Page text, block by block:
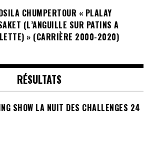
CHUMPERTOUR « PLALAY
(L’ANGUILLE SUR PATINS A
» (CARRIÈRE 2000-2020)
RÉSULTATS
SHOW LA NUIT DES CHALLENGES 24